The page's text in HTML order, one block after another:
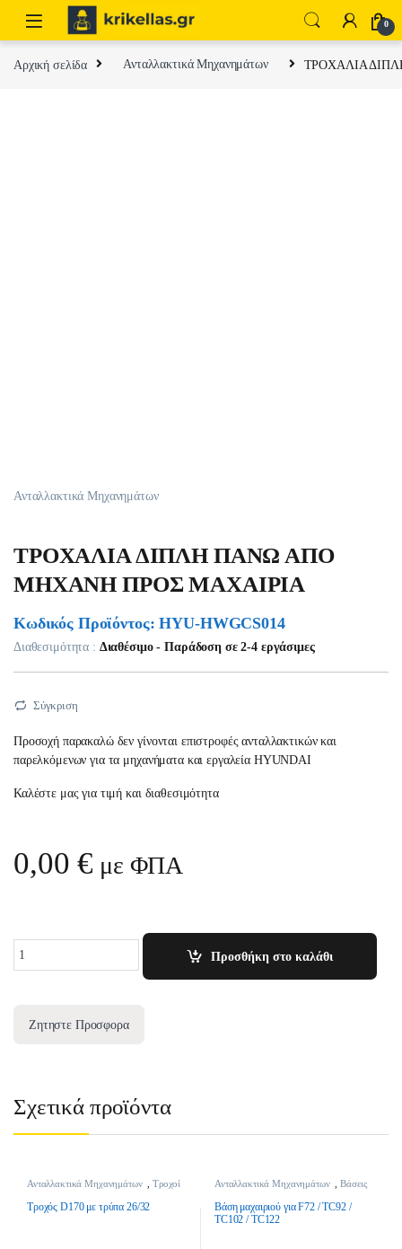
Skip to navigation
Skip to content
0
Αρχική σελίδα Ανταλλακτικά Μηχανημάτων ΤΡΟΧΑΛΙΑ
Ανταλλακτικά Μηχανημάτων
ΤΡΟΧΑΛΙΑ ΔΙΠΛΗ ΠΑΝΩ ΑΠΟ
ΜΗΧΑΝΗ ΠΡΟΣ ΜΑΧΑΙΡΙΑ
Κωδικός Προϊόντος: HYU-HWGCS014
Διαθεσιμότητα : Διαθέσιμο - Παράδοση σε 2-4 εργάσιμες
Σύγκριση
Προσοχή παρακαλώ δεν γίνονται επιστροφές ανταλλακτικών και
παρελκόμενων για τα μηχανήματα και εργαλεία HYUNDAI
Καλέστε μας για τιμή και διαθεσιμότητα
0,00€ με ΦΠΑ
Προσθήκη στο καλάθι
Ζητηστε Προσφορα
Σχετικά προϊόντα
Ανταλλακτικά Μηχανημάτων
Τροχοί
Τροχός D170 με τρύπα 26/32
Ανταλλακτικά Μηχανημάτων
Βάσεις
Βάση μαχαιριού για F72 / TC92 /
TC102 / TC122